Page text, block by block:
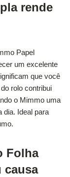
rende
Papel
um excelente
que você
rolo contribui
o Mimmo uma
dia. Ideal para
Folha
causa